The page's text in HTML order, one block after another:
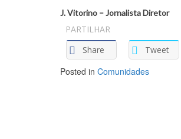
J. Vitorino – Jornalista Diretor
PARTILHAR
Share
Tweet
Posted in Comunidades